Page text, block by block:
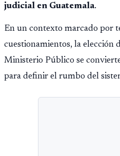
judicial en Guatemala.
En un contexto marcado por
cuestionamientos, la elección
Ministerio Público se
para definir el rumbo del